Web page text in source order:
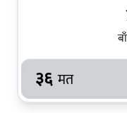
३६ मत